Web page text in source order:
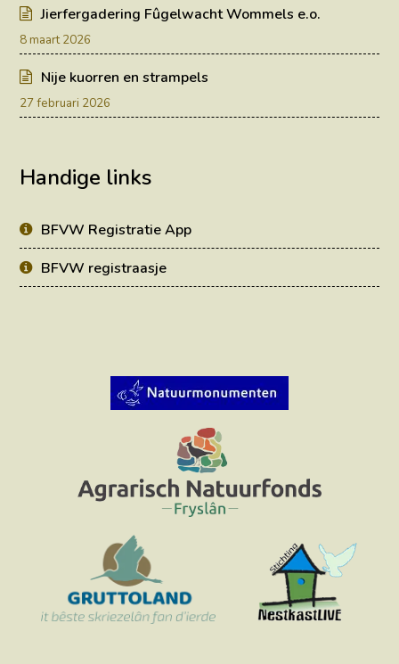
Jierfergadering Fûgelwacht Wommels e.o.
8 maart 2026
Nije kuorren en strampels
27 februari 2026
Handige links
BFVW Registratie App
BFVW registraasje